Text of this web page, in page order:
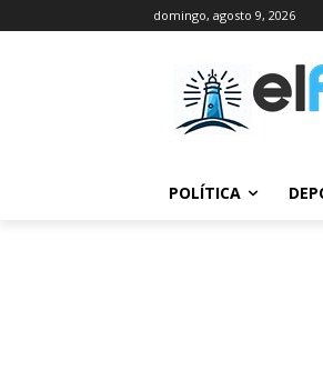
domingo, agosto 9, 2026
POLÍTICA